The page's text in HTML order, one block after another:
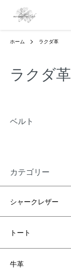
ホーム ラクダ革
ラクダ革
ベルト
カテゴリー
シャークレザー
トート
牛革